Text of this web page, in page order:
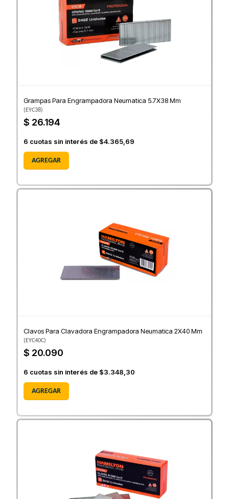
Grampas Para Engrampadora Neumatica 5.7X38 Mm
(EYC38)
$ 26.194
6 cuotas sin interés de $4.365,69
AGREGAR
Clavos Para Clavadora Engrampadora Neumatica 2X40 Mm
(EYC40C)
$ 20.090
6 cuotas sin interés de $3.348,30
AGREGAR